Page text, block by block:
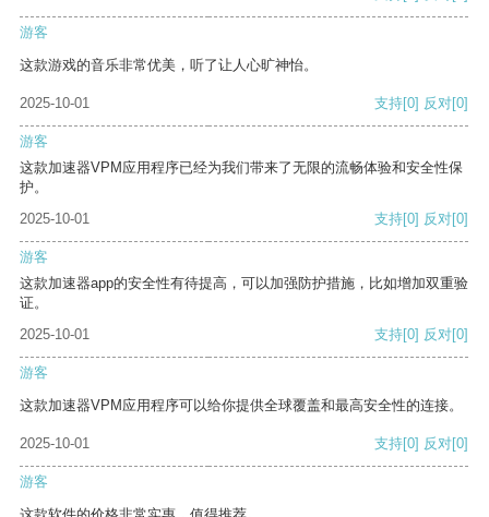
游客
这款游戏的音乐非常优美，听了让人心旷神怡。
2025-10-01 支持[0] 反对[0]
游客
这款加速器VPM应用程序已经为我们带来了无限的流畅体验和安全性保
护。
2025-10-01
支持[0] 反对[0]
游客
这款加速器app的安全性有待提高，可以加强防护措施，比如增加双重验
证。
2025-10-01
支持[0] 反对[0]
游客
这款加速器VPM应用程序可以给你提供全球覆盖和最高安全性的连接。
2025-10-01 支持[0] 反对[0]
游客